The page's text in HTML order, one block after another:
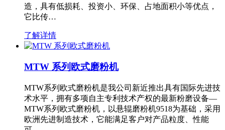
造，具有低损耗、投资小、环保、占地面积小等优点，
它比传…
了解详情
MTW 系列欧式磨粉机
MTW系列欧式磨粉机是我公司新近推出具有国际先进技
术水平，拥有多项自主专利技术产权的最新粉磨设备—
MTW系列欧式磨粉机，以悬辊磨粉机9518为基础，采用
欧洲先进制造技术，它能满足客户对产品粒度、性能